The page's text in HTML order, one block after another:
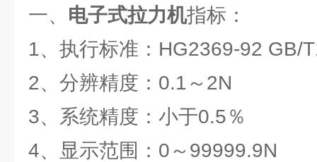
一、 电子式拉力机指标：
1、执行标准：HG2369-92 GB/
2、分辨精度：0.1～2N
3、系统精度：小于0.5％
4、显示范围：0～99999.9N